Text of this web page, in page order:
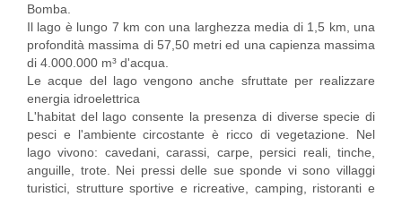
Bomba.
Il lago è lungo 7 km con una larghezza media di 1,5 km, una
profondità massima di 57,50 metri ed una capienza massima
di 4.000.000 m³ d'acqua.
Le acque del lago vengono anche sfruttate per realizzare
energia idroelettrica
L'habitat del lago consente la presenza di diverse specie di
pesci e l'ambiente circostante è ricco di vegetazione. Nel
lago vivono: cavedani, carassi, carpe, persici reali, tinche,
anguille, trote. Nei pressi delle sue sponde vi sono villaggi
turistici, strutture sportive e ricreative, camping, ristoranti e